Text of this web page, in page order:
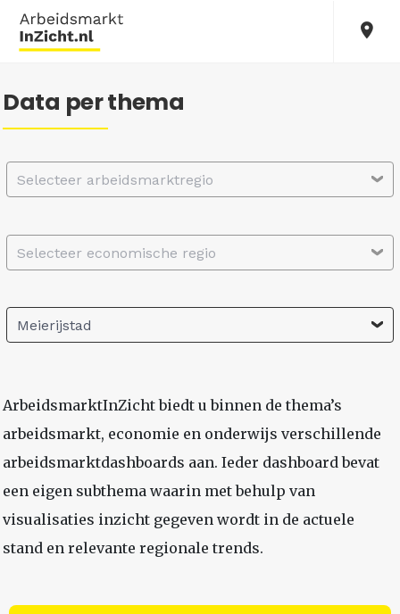
Data per thema
Selecteer arbeidsmarktregio
Selecteer economische regio
Meierijstad
ArbeidsmarktInZicht biedt u binnen de thema’s
arbeidsmarkt, economie en onderwijs verschillende
arbeidsmarktdashboards aan. Ieder dashboard bevat
een eigen subthema waarin met behulp van
visualisaties inzicht gegeven wordt in de actuele
stand en relevante regionale trends.